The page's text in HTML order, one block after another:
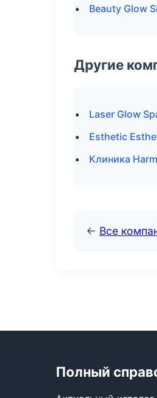
Beauty Glow
Другие
Laser Glow
Esthetic
Клиника
← Все
Полный